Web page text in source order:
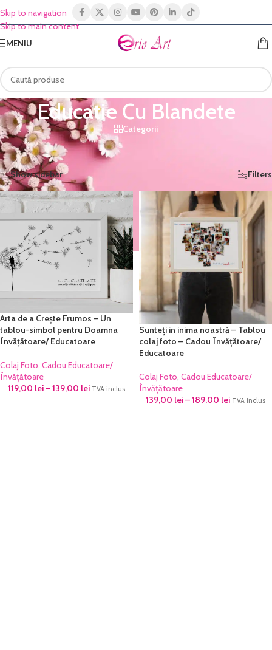
Skip to navigation
Skip to main content
MENIU
Educatie Cu Blandete
Categorii
Prima pagină/Shop/Produse etichetate „Educatie Cu Blandete”
Afișez toate cele 2 rezultate
Show sidebar
Filters
Arta de a Crește Frumos – Un
tablou-simbol pentru Doamna
Învățătoare/ Educatoare
Colaj Foto, Cadou Educatoare/
Învățătoare
119,00 lei–139,00 lei TVA inclus
Sunteți in inima noastră – Tablou
colaj foto – Cadou Învățătoare/
Educatoare
Colaj Foto, Cadou Educatoare/
Învățătoare
139,00 lei–189,00 lei TVA inclus